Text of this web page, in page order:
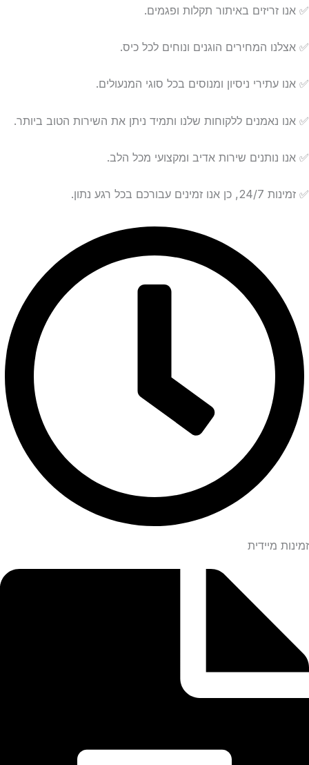
✅ אנו זריזים באיתור תקלות ופגמים.
✅ אצלנו המחירים הוגנים ונוחים לכל כיס.
✅ אנו עתירי ניסיון ומנוסים בכל סוגי המנעולים.
✅ אנו נאמנים ללקוחות שלנו ותמיד ניתן את השירות הטוב ביותר.
✅ אנו נותנים שירות אדיב ומקצועי מכל הלב.
✅ זמינות 24/7, כן אנו זמינים עבורכם בכל רגע נתון.
זמינות מיידית